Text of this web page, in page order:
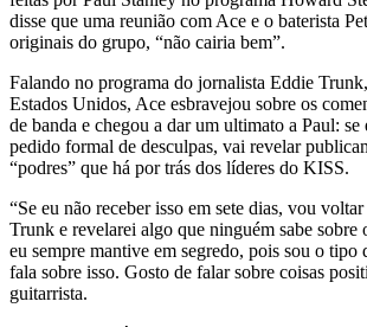
disse que uma reunião com Ace e o baterista
originais do grupo, “não cairia bem”.
Falando no programa do jornalista Eddie
Estados Unidos, Ace esbravejou sobre os
de banda e chegou a dar um ultimato a Paul: se
pedido formal de desculpas, vai revelar
“podres” que há por trás dos líderes do KISS.
“Se eu não receber isso em sete dias, vou
Trunk e revelarei algo que ninguém sabe sobre
eu sempre mantive em segredo, pois sou o tipo
fala sobre isso. Gosto de falar sobre coisas
guitarrista.